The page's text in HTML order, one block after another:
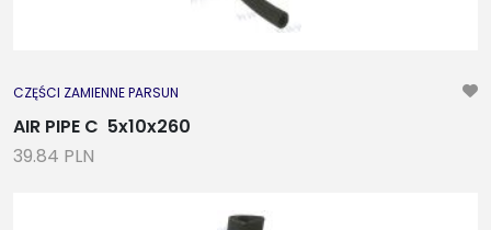
CZĘŚCI ZAMIENNE PARSUN
AIR PIPE C 5x10x260
39.84 PLN